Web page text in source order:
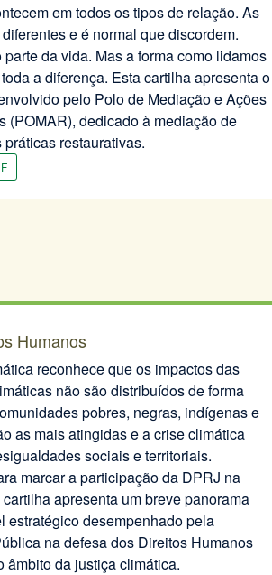
em todos os tipos de relação. As
e é normal que discordem.
da vida. Mas a forma como lidamos
a diferença. Esta cartilha apresenta o
pelo Polo de Mediação e Ações
(POMAR), dedicado à mediação de
restaurativas.
Humanos
reconhece que os impactos das
não são distribuídos de forma
pobres, negras, indígenas e
as mais atingidas e a crise climática
sociais e territoriais.
marcar a participação da DPRJ na
apresenta um breve panorama
estratégico desempenhado pela
na defesa dos Direitos Humanos
âmbito da justiça climática.